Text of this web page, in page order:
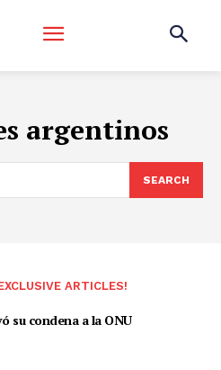
argentinos
SEARCH
ARTICLES!
su condena a la ONU